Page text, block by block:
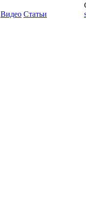
Видео Статьи